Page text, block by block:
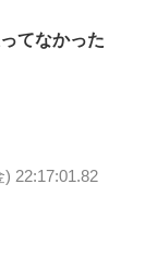
てなかった
) 22:17:01.82